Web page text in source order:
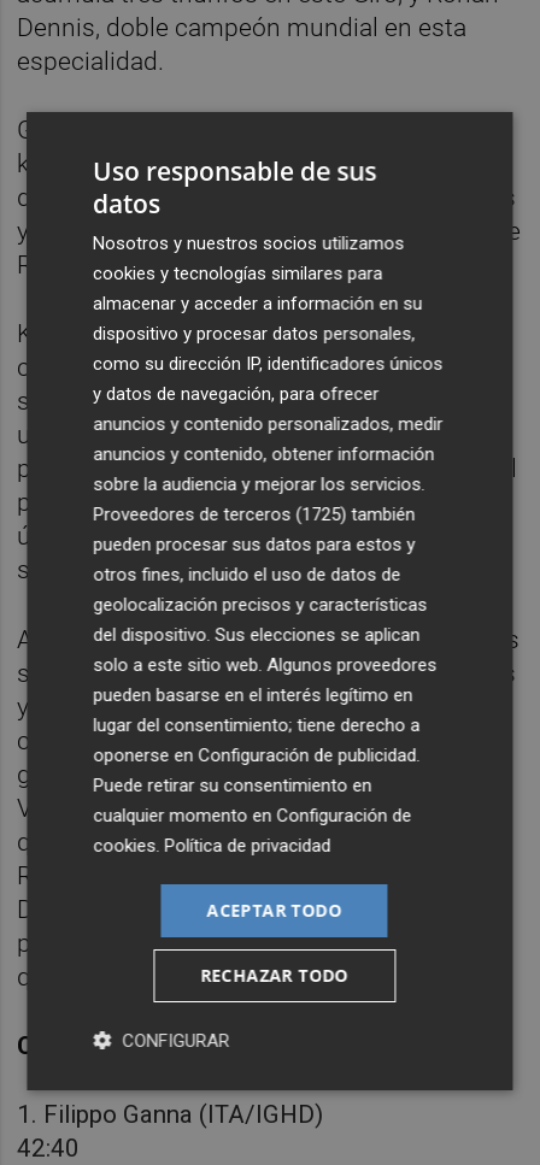
Dennis, doble campeón mundial en esta
especialidad.
Ganna voló con un promedio de 48
kilómetros por hora, con velocidades punta
de 70 km/h, y selló un tiempo de 42 minutos
y 40 segundos, 26 segundos más rápido que
Rohan Dennis.
Kelderman también protagonizó una gran
contrarreloj y por algunos momentos
saboreó la idea de arrebatar la maglia rosa a
un Almeida que sufrió ligeramente en los
primeros tramos de la etapa. Sin embargo, el
portugués sacó toda su potencia en el
último sector y no solo defendió su liderato,
sino que lo fortaleció.
Acabó sexto este sábado, ganó 16 segundos
sobre Kelderman y aumentó en dos minutos
y once segundos la ventaja sobre el tercer
clasificado, Pello Bilbao. Mal día para los
grandes de la general, con el italiano
Vincenzo Nibali (Trek Segafredo) que se
quedó quinto, a 2:30 de Almeida, el polaco
Rafal Majka (Bora), a 2:33, al igual que
Domenico Pozzovivo (NTT). El más
perjudicado fue el danés Jakob Fuglsang,
quien salió de las primeras diez posiciones.
Clasificación de la decimocuarta etapa:
1. Filippo Ganna (ITA/IGHD)
42:40
Uso responsable de sus
datos
Nosotros y nuestros socios utilizamos
cookies y tecnologías similares para
almacenar y acceder a información en su
dispositivo y procesar datos personales,
como su dirección IP, identificadores únicos
y datos de navegación, para ofrecer
anuncios y contenido personalizados, medir
anuncios y contenido, obtener información
sobre la audiencia y mejorar los servicios.
Proveedores de terceros (1725) también
pueden procesar sus datos para estos y
otros fines, incluido el uso de datos de
geolocalización precisos y características
del dispositivo. Sus elecciones se aplican
solo a este sitio web. Algunos proveedores
pueden basarse en el interés legítimo en
lugar del consentimiento; tiene derecho a
oponerse enConfiguración de publicidad
Puede retirar su consentimiento en
cualquier momento enConfiguración de
cookies .Política de privacidad
ACEPTAR TODO
RECHAZAR TODO
CONFIGURAR